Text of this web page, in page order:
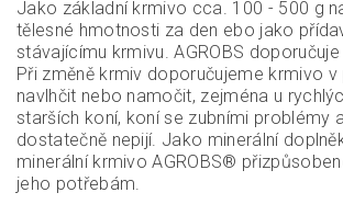
Jako základní krmivo cca. 100 - 500 g
tělesné hmotnosti za den ebo jako
stávajícímu krmivu. AGROBS
Při změně krmiv doporučujeme krmivo
navlhčit nebo namočit, zejména u
starších koní, koní se zubními problémy
dostatečně nepijí. Jako minerální
minerální krmivo AGROBS®
jeho potřebám.